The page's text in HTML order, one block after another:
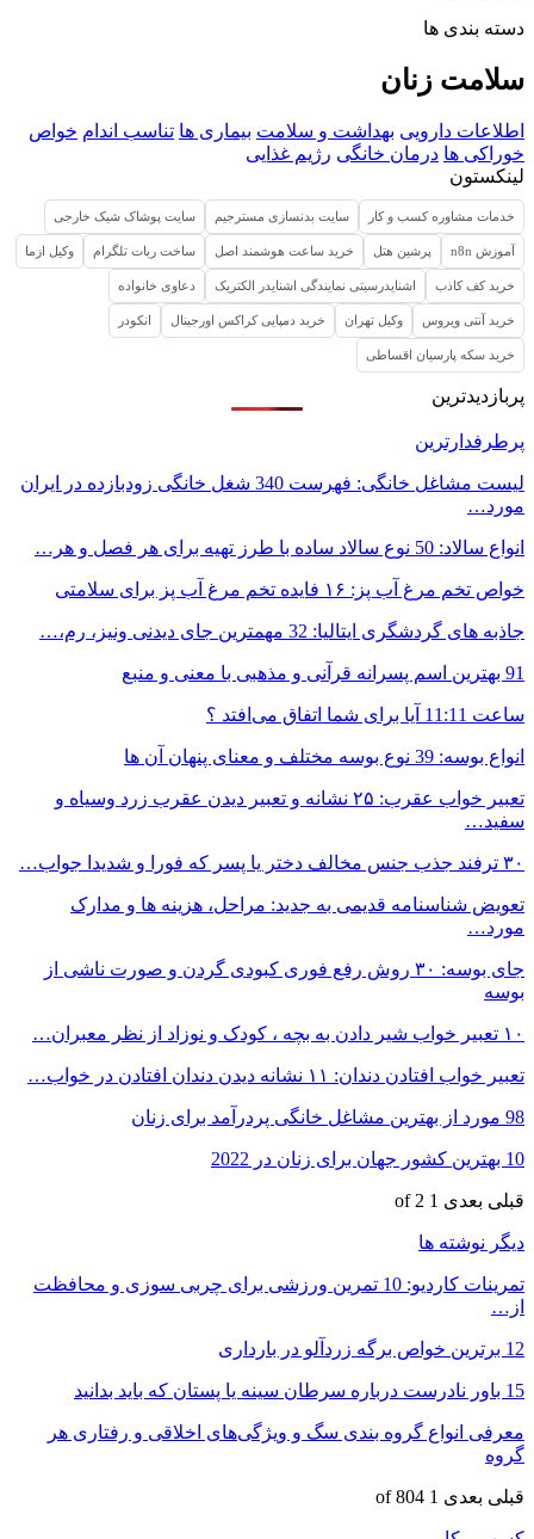
دسته بندی ها
سلامت زنان
اطلاعات دارویی بهداشت و سلامت بیماری ها تناسب اندام خواص
خوراکی ها درمان خانگی رژیم غذایی
لینکستون
خدمات مشاوره کسب و کار سایت بدنسازی مسترجیم سایت پوشاک شیک خارجی
آموزش n8n پرشین هتل خرید ساعت هوشمند اصل ساخت ربات تلگرام وکیل ازما
خرید کف کاذب اشنایدرسیتی نمایندگی اشنایدر الکتریک دعاوی خانواده
خرید آنتی ویروس وکیل تهران خرید دمپایی کراکس اورجینال انکودر
خرید سکه پارسیان اقساطی
پربازدیدترین
پرطرفدارترین
لیست مشاغل خانگی: فهرست 340 شغل خانگی زودبازده در ایران
مورد…
انواع سالاد: 50 نوع سالاد ساده با طرز تهیه برای هر فصل و هر…
خواص تخم مرغ آب پز: ۱۶ فایده تخم مرغ آب پز برای سلامتی
جاذبه های گردشگری ایتالیا: 32 مهمترین جای دیدنی ونیز، رم،…
91 بهترین اسم پسرانه قرآنی و مذهبی با معنی و منبع
ساعت 11:11 آیا برای شما اتفاق می‌افتد ؟
انواع بوسه: 39 نوع بوسه مختلف و معنای پنهان آن ها
تعبیر خواب عقرب: ۲۵ نشانه و تعبیر دیدن عقرب زرد وسیاه و
سفید…
۳۰ ترفند جذب جنس مخالف دختر یا پسر که فورا و شدیدا جواب…
تعویض شناسنامه قدیمی به جدید: مراحل، هزینه ها و مدارک
مورد…
جای بوسه: ۳۰ روش رفع فوری کبودی گردن و صورت ناشی از
بوسه
۱۰ تعبیر خواب شیر دادن به بچه ، کودک و نوزاد از نظر معبران…
تعبیر خواب افتادن دندان: ۱۱ نشانه دیدن دندان افتادن در خواب…
98 مورد از بهترین مشاغل خانگی پردرآمد برای زنان
10 بهترین کشور جهان برای زنان در 2022
قبلی بعدی 1 of 2
دیگر نوشته ها
تمرینات کاردیو: 10 تمرین ورزشی برای چربی سوزی و محافظت
از…
12 برترین خواص برگه زردآلو در بارداری
15 باور نادرست درباره سرطان سینه یا پستان که باید بدانید
معرفی انواع گروه بندی سگ و ویژگی‌های اخلاقی و رفتاری هر
گروه
قبلی بعدی 1 of 804